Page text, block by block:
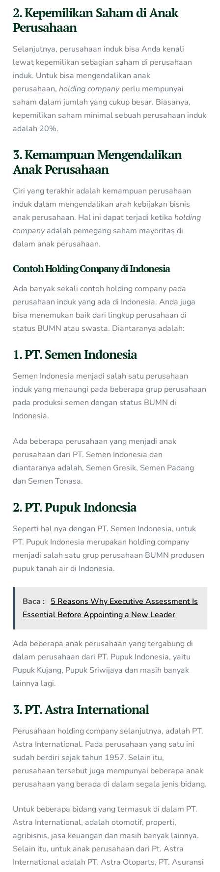
2. Kepemilikan Saham di Anak
Perusahaan
Selanjutnya, perusahaan induk bisa Anda kenali
lewat kepemilikan sebagian saham di perusahaan
induk. Untuk bisa mengendalikan anak
perusahaan,holding companyperlu mempunyai
saham dalam jumlah yang cukup besar. Biasanya,
kepemilikan saham minimal sebuah perusahaan induk
adalah 20%.
3. Kemampuan Mengendalikan
Anak Perusahaan
Ciri yang terakhir adalah kemampuan perusahaan
induk dalam mengendalikan arah kebijakan bisnis
anak perusahaan. Hal ini dapat terjadi ketikaholding
companyadalah pemegang saham mayoritas di
dalam anak perusahaan.
Contoh Holding Company di Indonesia
Ada banyak sekali contoh holding company pada
perusahaan induk yang ada di Indonesia. Anda juga
bisa menemukan baik dari lingkup perusahaan di
status BUMN atau swasta. Diantaranya adalah:
1. PT. Semen Indonesia
Semen Indonesia menjadi salah satu perusahaan
induk yang menaungi pada beberapa grup perusahaan
pada produksi semen dengan status BUMN di
Indonesia.
Ada beberapa perusahaan yang menjadi anak
perusahaan dari PT. Semen Indonesia dan
diantaranya adalah, Semen Gresik, Semen Padang
dan Semen Tonasa.
2. PT. Pupuk Indonesia
Seperti hal nya dengan PT. Semen Indonesia, untuk
PT. Pupuk Indonesia merupakan holding company
menjadi salah satu grup perusahaan BUMN produsen
pupuk tanah air di Indonesia.
Baca :
5 Reasons Why Executive Assessment Is
Essential Before Appointing a New Leader
Ada beberapa anak perusahaan yang tergabung di
dalam perusahaan dari PT. Pupuk Indonesia, yaitu
Pupuk Kujang, Pupuk Sriwijaya dan masih banyak
lainnya lagi.
3. PT. Astra International
Perusahaan holding company selanjutnya, adalah PT.
Astra International. Pada perusahaan yang satu ini
sudah berdiri sejak tahun 1957. Selain itu,
perusahaan tersebut juga mempunyai beberapa anak
perusahaan yang berada di dalam segala jenis bidang.
Untuk beberapa bidang yang termasuk di dalam PT.
Astra International, adalah otomotif, properti,
agribisnis, jasa keuangan dan masih banyak lainnya.
Selain itu, untuk anak perusahaan dari Pt. Astra
International adalah PT. Astra Otoparts, PT. Asuransi